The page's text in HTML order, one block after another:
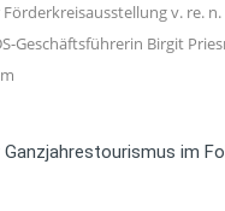
v. re.
Geschäftsführerin Birgit
im